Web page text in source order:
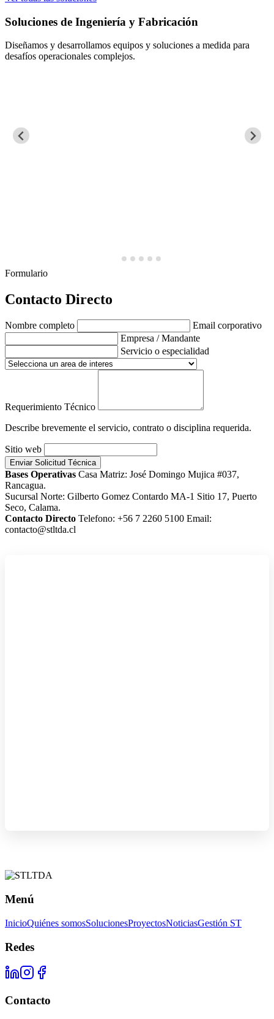
Soluciones de Ingeniería y Fabricación
Diseñamos y desarrollamos equipos y soluciones a medida para
desafíos operacionales complejos.
Formulario
Contacto Directo
Nombre completo
Email corporativo
Empresa / Mandante
Servicio o especialidad
Requerimiento Técnico
Describe brevemente el servicio, contrato o disciplina requerida.
Sitio web
Enviar Solicitud Técnica
Bases Operativas Casa Matriz: José Domingo Mujica #037,
Rancagua.
Sucursal Norte: Gilberto Gomez Contardo MA-1 Sitio 17, Puerto
Seco, Calama.
Contacto Directo Telefono: +56 7 2260 5100 Email:
contacto@stltda.cl
Menú
InicioQuiénes somosSolucionesProyectosNoticiasGestión ST
Redes
Contacto